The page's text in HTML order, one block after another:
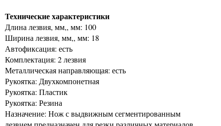
Технические характеристики
Длина лезвия, мм,, мм: 100
Ширина лезвия, мм,, мм: 18
Автофиксация: есть
Комплектация: 2 лезвия
Металлическая направляющая: есть
Рукоятка: Двухкомпонетная
Рукоятка: Пластик
Рукоятка: Резина
Назначение: Нож с выдвижным сегментированным